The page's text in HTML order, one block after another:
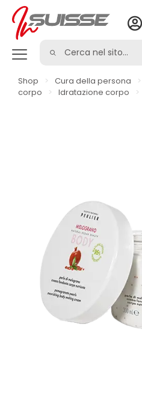
Shop > Cura della persona >
corpo
> Idratazione corpo >